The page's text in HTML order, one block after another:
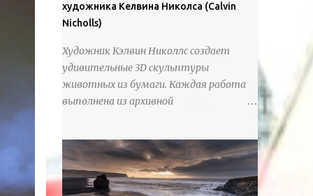
художника Келвина Николса (Calvin
Nicholls)
Художник Кэлвин Николлс создает
удивительные 3D скульптуры
животных из бумаги. Каждая работа
выполнена из архивной
выцветание. Николлс использует
крошечные количества клея для
закрепления отдельных деталей,